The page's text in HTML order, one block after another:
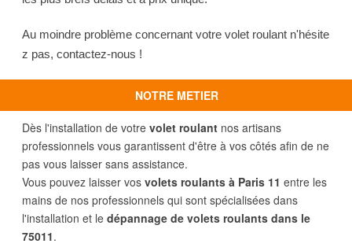
Au moindre problème concernant votre volet roulant n'hésite
z pas, contactez-nous !
NOTRE METIER
Dès l'installation de votre volet roulant nos artisans
professionnels vous garantissent d'être à vos côtés afin de ne
pas vous laisser sans assistance.
Vous pouvez laisser vos volets roulants à Paris 11 entre les
mains de nos professionnels qui sont spécialisées dans
l'installation et le dépannage de volets roulants dans le
75011.